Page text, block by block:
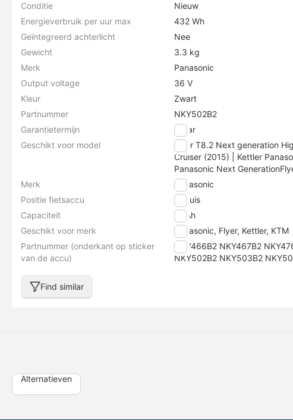
Conditie
Nieuw
Energieverbruik per uur max
432 Wh
Geïntegreerd achterlicht
Nee
Gewicht
3.3 kg
Merk
Panasonic
Output voltage
36 V
Kleur
Zwart
Partnummer
NKY502B2
Garantietermijn
2 jaar
Geschikt voor model
Flyer T8.2 Next generation
Cruiser (2015) | Kettler
Panasonic Next
Merk
Panasonic
Positie fietsaccu
Zitbuis
Capaciteit
12 Ah
Geschikt voor merk
Panasonic, Flyer, Kettler, KTM
Partnummer (onderkant op sticker
van de accu)
NKY466B2 NKY467B2
NKY502B2 NKY503B2
Find similar
Alternatieven